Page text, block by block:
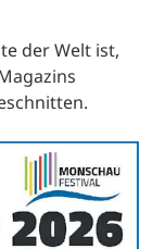
der Welt ist,